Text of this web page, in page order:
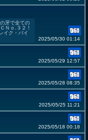
牙で全ての
Ｎｏ.３２！
イク・バイ
2025/05/30 01:14
2025/05/29 12:57
2025/05/28 08:35
2025/05/25 11:21
2025/05/18 00:18